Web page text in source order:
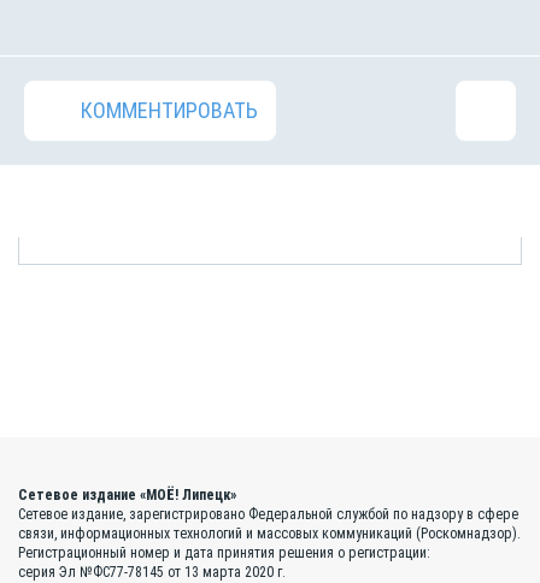
КОММЕНТИРОВАТЬ
Сетевое издание «МОЁ! Липецк»
Сетевое издание, зарегистрировано Федеральной службой по надзору в сфере
связи, информационных технологий и массовых коммуникаций (Роскомнадзор).
Регистрационный номер и дата принятия решения о регистрации:
серия Эл №ФС77-78145 от 13 марта 2020 г.